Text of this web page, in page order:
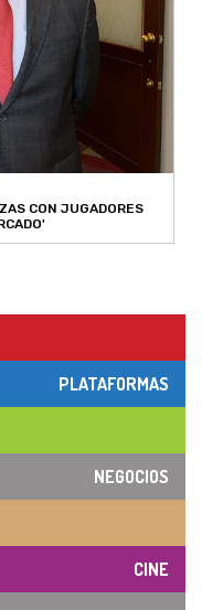
CON JUGADORES
PLATAFORMAS
NEGOCIOS
CINE